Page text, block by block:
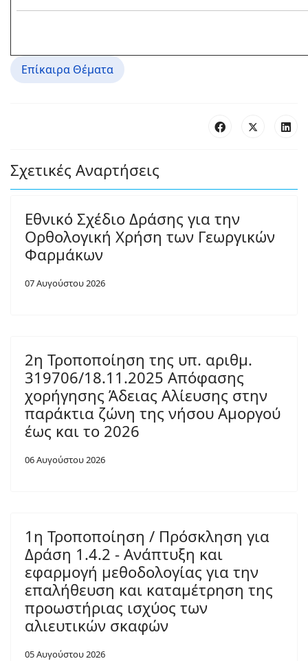
Επίκαιρα Θέματα
Σχετικές Αναρτήσεις
Εθνικό Σχέδιο Δράσης για την
Ορθολογική Χρήση των Γεωργικών
Φαρμάκων
07 Αυγούστου 2026
2η Τροποποίηση της υπ. αριθμ.
319706/18.11.2025 Απόφασης
χορήγησης Άδειας Αλίευσης στην
παράκτια ζώνη της νήσου Αμοργού
έως και το 2026
06 Αυγούστου 2026
1η Τροποποίηση / Πρόσκληση για
Δράση 1.4.2 - Ανάπτυξη και
εφαρμογή μεθοδολογίας για την
επαλήθευση και καταμέτρηση της
προωστήριας ισχύος των
αλιευτικών σκαφών
05 Αυγούστου 2026